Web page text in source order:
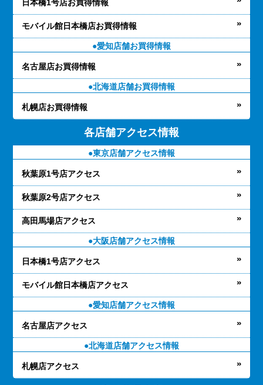
日本橋1号店お買得情報
モバイル館日本橋店お買得情報
愛知店舗お買得情報
名古屋店お買得情報
北海道店舗お買得情報
札幌店お買得情報
各店舗アクセス情報
東京店舗アクセス情報
秋葉原1号店アクセス
秋葉原2号店アクセス
高田馬場店アクセス
大阪店舗アクセス情報
日本橋1号店アクセス
モバイル館日本橋店アクセス
愛知店舗アクセス情報
名古屋店アクセス
北海道店舗アクセス情報
札幌店アクセス